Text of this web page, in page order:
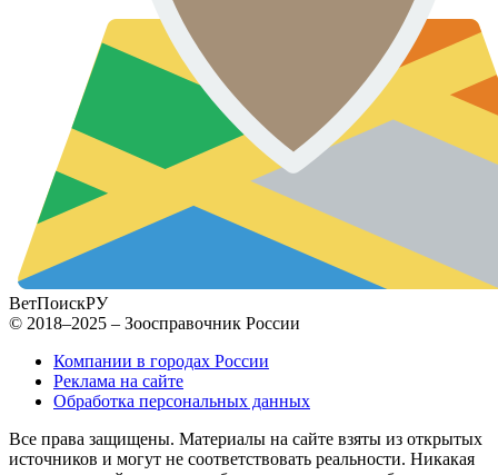
ВетПоискРУ
© 2018–2025 – Зоосправочник России
Компании в городах России
Реклама на сайте
Обработка персональных данных
Все права защищены. Материалы на сайте взяты из открытых
источников и могут не соответствовать реальности. Никакая